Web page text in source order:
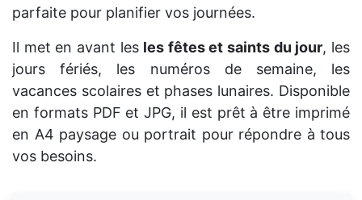
parfaite pour planifier vos journées.
Il met en avant les les fêtes et saints du jour, les
jours fériés, les numéros de semaine, les
vacances scolaires et phases lunaires. Disponible
en formats PDF et JPG, il est prêt à être imprimé
en A4 paysage ou portrait pour répondre à tous
vos besoins.